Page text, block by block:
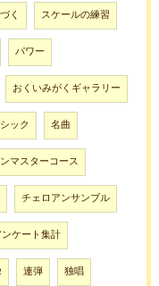
く スケールの練習
パワー
おくいみがくギャラリー
ック 名曲
マスターコース
チェロアンサンブル
ケート集計
連弾 独唱